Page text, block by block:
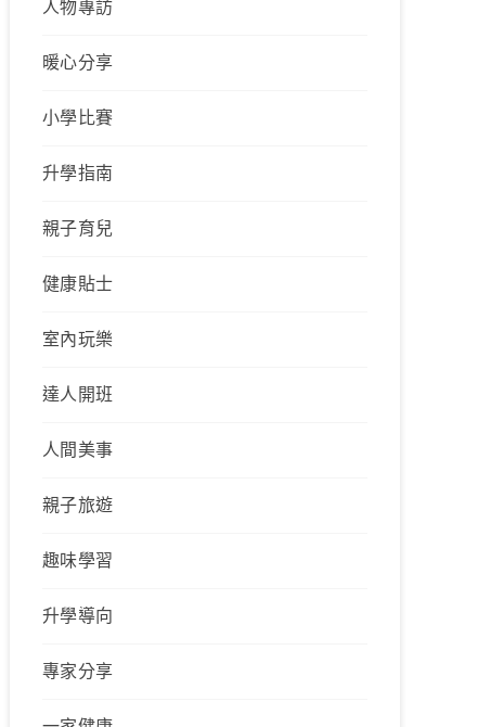
人物專訪
暖心分享
小學比賽
升學指南
親子育兒
健康貼士
室內玩樂
達人開班
人間美事
親子旅遊
趣味學習
升學導向
專家分享